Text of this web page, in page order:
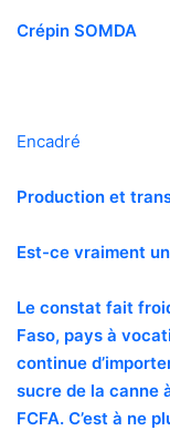
Crépin SOMDA
Encadré
Production et
Est-ce vraiment
Le constat fait
Faso, pays à
continue
sucre de la canne
FCFA. C’est à ne